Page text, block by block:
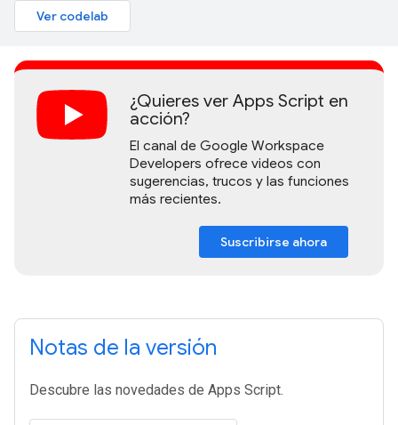
Ver codelab
¿Quieres ver Apps Script en
acción?
El canal de Google Workspace
Developers ofrece videos con
sugerencias, trucos y las funciones
más recientes.
Suscribirse ahora
Notas de la versión
Descubre las novedades de Apps Script.